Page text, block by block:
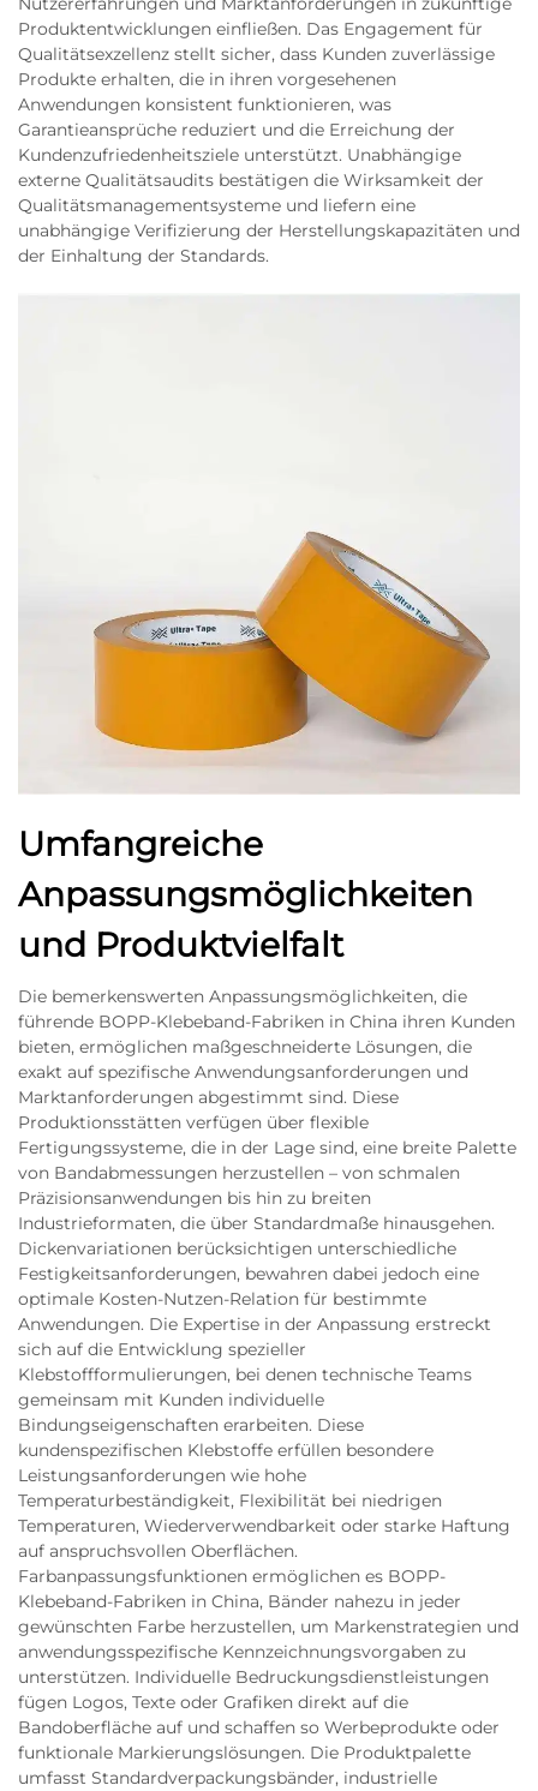
Produktentwicklungen einfließen. Das Engagement für
Qualitätsexzellenz stellt sicher, dass Kunden zuverlässige
Produkte erhalten, die in ihren vorgesehenen
Anwendungen konsistent funktionieren, was
Garantieansprüche reduziert und die Erreichung der
Kundenzufriedenheitsziele unterstützt. Unabhängige
externe Qualitätsaudits bestätigen die Wirksamkeit der
Qualitätsmanagementsysteme und liefern eine
unabhängige Verifizierung der Herstellungskapazitäten und
der Einhaltung der Standards.
Umfangreiche
Anpassungsmöglichkeiten
und Produktvielfalt
Die bemerkenswerten Anpassungsmöglichkeiten, die
führende BOPP-Klebeband-Fabriken in China ihren Kunden
bieten, ermöglichen maßgeschneiderte Lösungen, die
exakt auf spezifische Anwendungsanforderungen und
Marktanforderungen abgestimmt sind. Diese
Produktionsstätten verfügen über flexible
Fertigungssysteme, die in der Lage sind, eine breite Palette
von Bandabmessungen herzustellen – von schmalen
Präzisionsanwendungen bis hin zu breiten
Industrieformaten, die über Standardmaße hinausgehen.
Dickenvariationen berücksichtigen unterschiedliche
Festigkeitsanforderungen, bewahren dabei jedoch eine
optimale Kosten-Nutzen-Relation für bestimmte
Anwendungen. Die Expertise in der Anpassung erstreckt
sich auf die Entwicklung spezieller
Klebstoffformulierungen, bei denen technische Teams
gemeinsam mit Kunden individuelle
Bindungseigenschaften erarbeiten. Diese
kundenspezifischen Klebstoffe erfüllen besondere
Leistungsanforderungen wie hohe
Temperaturbeständigkeit, Flexibilität bei niedrigen
Temperaturen, Wiederverwendbarkeit oder starke Haftung
auf anspruchsvollen Oberflächen.
Farbanpassungsfunktionen ermöglichen es BOPP-
Klebeband-Fabriken in China, Bänder nahezu in jeder
gewünschten Farbe herzustellen, um Markenstrategien und
anwendungsspezifische Kennzeichnungsvorgaben zu
unterstützen. Individuelle Bedruckungsdienstleistungen
fügen Logos, Texte oder Grafiken direkt auf die
Bandoberfläche auf und schaffen so Werbeprodukte oder
funktionale Markierungslösungen. Die Produktpalette
umfasst Standardverpackungsbänder, industrielle